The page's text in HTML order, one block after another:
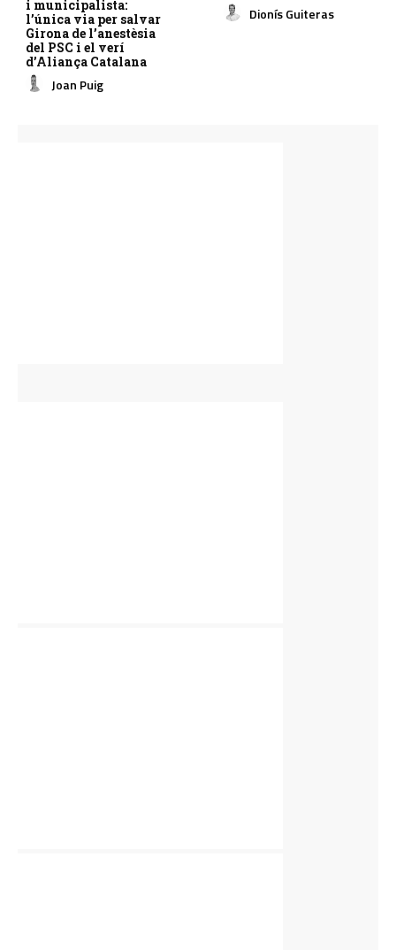
i municipalista:
l’única via per salvar
Girona de l’anestèsia
del PSC i el verí
d’Aliança Catalana
Joan Puig
Dionís Guiteras